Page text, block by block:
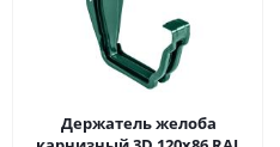
Держатель желоба